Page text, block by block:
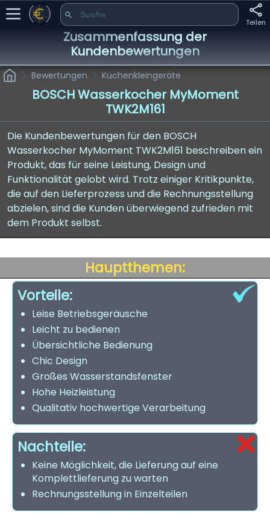
Teilen
Zusammenfassung der
Kundenbewertungen
Bewertungen Küchenkleingeräte
BOSCH Wasserkocher MyMoment
TWK2M161
Die Kundenbewertungen für den BOSCH
Wasserkocher MyMoment TWK2M161 beschreiben ein
Produkt, das für seine Leistung, Design und
Funktionalität gelobt wird. Trotz einiger Kritikpunkte,
die auf den Lieferprozess und die Rechnungsstellung
abzielen, sind die Kunden überwiegend zufrieden mit
dem Produkt selbst.
Hauptthemen:
Vorteile:
Leise Betriebsgeräusche
Leicht zu bedienen
Übersichtliche Bedienung
Chic Design
Großes Wasserstandsfenster
Hohe Heizleistung
Qualitativ hochwertige Verarbeitung
Nachteile:
Keine Möglichkeit, die Lieferung auf eine
Komplettlieferung zu warten
Rechnungsstellung in Einzelteilen